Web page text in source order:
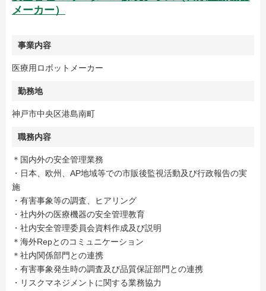
メーカー）
事業内容
医療用ロボットメーカー
勤務地
神戸市中央区港島南町
職務内容
＊国内外の安全管理業務
・日本、欧州、AP地域等での市販後監視活動及び行政報告の実
施
・有害事象等の調査、ヒアリング
・社内外の医療機器の安全管理教育
・社内安全管理委員会資料作成及び説明
＊海外Repとのコミュニケーション
＊社内関係部門との連携
・有害事象発生時の調査及び品質保証部門との連携
・リスクマネジメントに関する業務協力